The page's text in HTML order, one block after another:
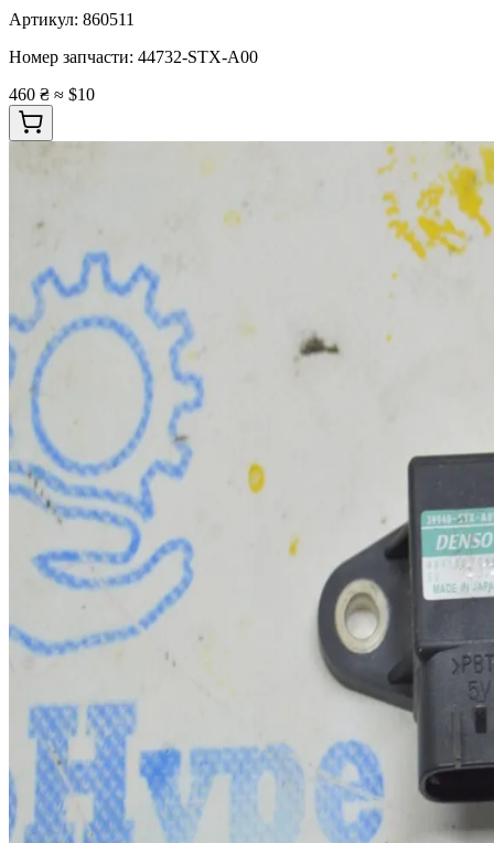
Артикул: 860511
Номер запчасти: 44732-STX-A00
460 ₴ ≈ $10